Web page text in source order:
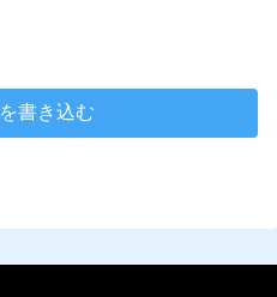
書き込む